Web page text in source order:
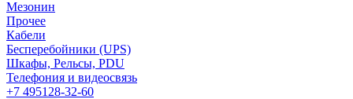
Мезонин
Прочее
Кабели
Бесперебойники (UPS)
Шкафы, Рельсы, PDU
Телефония и видеосвязь
+7 495128-32-60